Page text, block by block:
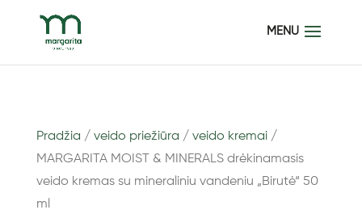
Pradžia / veido priežiūra / veido kremai/
MARGARITA MOIST & MINERALS drėkinamasis
veido kremas su mineraliniu vandeniu „Birutė“ 50
ml